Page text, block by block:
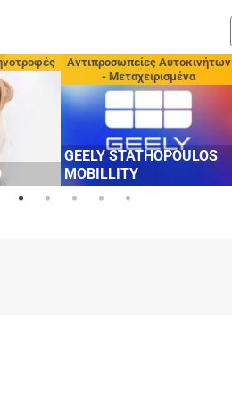
Αντιπροσωπείες Αυτοκινήτων
- Μεταχειρισμένα
GEELY STATHOPOULOS
MOBILLITY